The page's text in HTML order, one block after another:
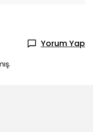
Yorum Yap